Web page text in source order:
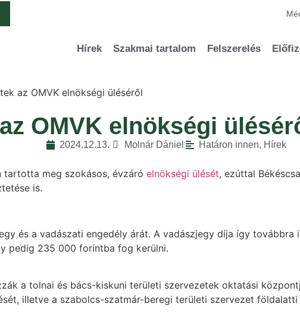
Hírek Szakmai tartalom Felszerelés
az OMVK elnökségi üléséről
OMVK elnökségi
2024.12.13. Molnár Dániel Határon innen, Hírek
tartotta meg szokásos, évzáró elnökségi ülését, ezúttal
is.
és a vadászati engedély árát. A vadászjegy díja így
pedig 235 000 forintba fog kerülni.
a tolnai és bács-kiskuni területi szervezetek oktatási
illetve a szabolcs-szatmár-beregi területi szervezet